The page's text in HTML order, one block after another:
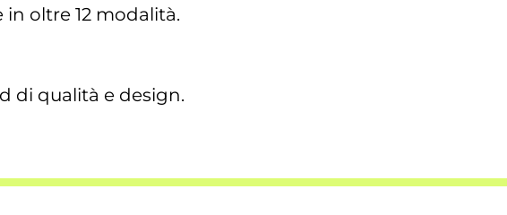
oltre 12 modalità.
di qualità e design.